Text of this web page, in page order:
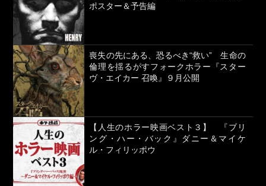
ポスター＆予告編
喪失の先にある、恐るべき“救い” 生命の
倫理を揺るがすフォークホラー『スター
ヴ・エイカー 召喚』９月公開
【人生のホラー映画ベスト３】 『ブリ
ング・ハー・バック』ダニー＆マイケ
ル・フィリッポウ